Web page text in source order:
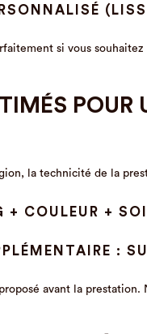
si vous
la technicité de la
+ COULEUR +
:
avant la prestation.